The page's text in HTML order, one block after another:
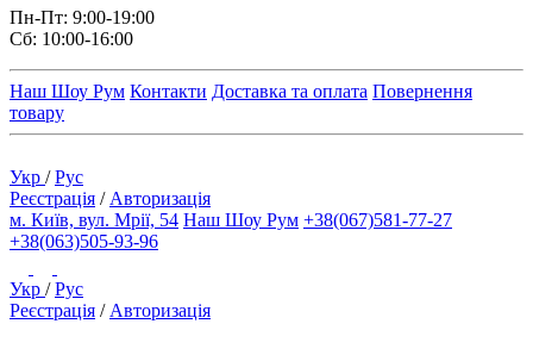
Пн-Пт: 9:00-19:00
Сб: 10:00-16:00
Наш Шоу Рум Контакти Доставка та оплата Повернення
товару
Укр /Рус
Реєстрація / Авторизація
м. Київ, вул. Мрії, 54 Наш Шоу Рум +38(067)581-77-27
+38(063)505-93-96
Укр /Рус
Реєстрація / Авторизація